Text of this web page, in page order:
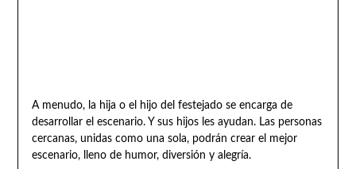
A menudo, la hija o el hijo del festejado se encarga de
desarrollar el escenario. Y sus hijos les ayudan. Las personas
cercanas, unidas como una sola, podrán crear el mejor
escenario, lleno de humor, diversión y alegría.